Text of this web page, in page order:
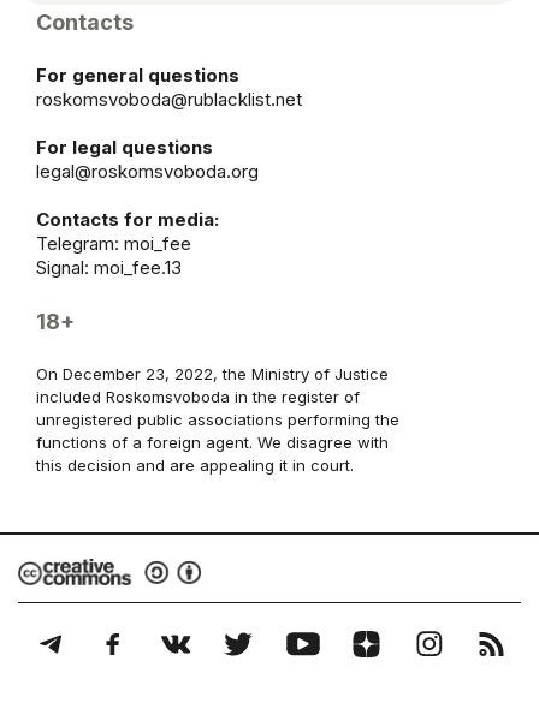
Contacts
For general questions
roskomsvoboda@rublacklist.net
For legal questions
legal@roskomsvoboda.org
Contacts for media:
Telegram: moi_fee
Signal: moi_fee.13
18+
On December 23, 2022, the Ministry of Justice
included Roskomsvoboda in the register of
unregistered public associations performing the
functions of a foreign agent. We disagree with
this decision and are appealing it in court.